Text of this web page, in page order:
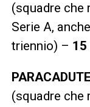
(squadre che
Serie A,
triennio) – 15
(squadre che